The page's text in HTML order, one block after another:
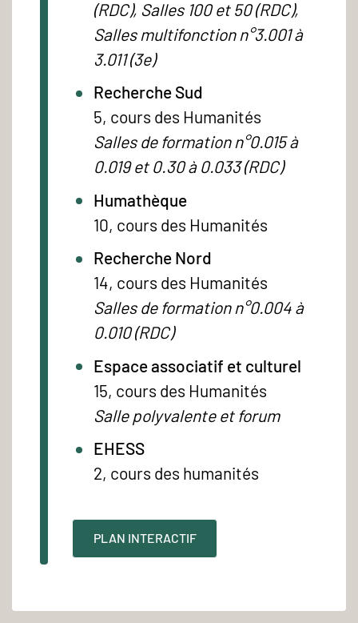
(RDC), Salles 100 et 50 (RDC),
Salles multifonction n°3.001 à
3.011 (3e)
Recherche Sud
5, cours des Humanités
Salles de formation n°0.015 à
0.019 et 0.30 à 0.033 (RDC)
Humathèque
10, cours des Humanités
Recherche Nord
14, cours des Humanités
Salles de formation n°0.004 à
0.010 (RDC)
Espace associatif et culturel
15, cours des Humanités
Salle polyvalente et forum
EHESS
2, cours des humanités
PLAN INTERACTIF